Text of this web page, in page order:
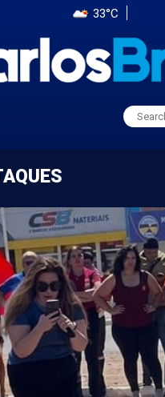
33°C
Search
for: